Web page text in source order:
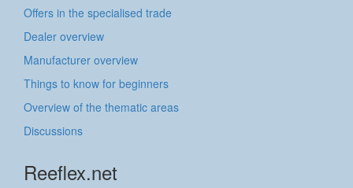
Offers in the specialised trade
Dealer overview
Manufacturer overview
Things to know for beginners
Overview of the thematic areas
Discussions
Reeflex.net